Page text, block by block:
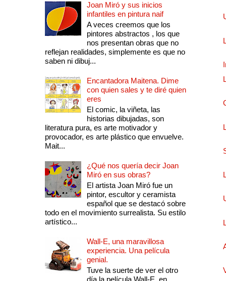
Joan Miró y sus inicios
infantiles en pintura naif
A veces creemos que los
pintores abstractos , los que
nos presentan obras que no
reflejan realidades, simplemente es que no
saben ni dibuj...
Encantadora Maitena. Dime
con quien sales y te diré quien
eres
El comic, la viñeta, las
historias dibujadas, son
literatura pura, es arte motivador y
provocador, es arte plástico que envuelve.
Mait...
¿Qué nos quería decir Joan
Miró en sus obras?
El artista Joan Miró fue un
pintor, escultor y ceramista
español que se destacó sobre
todo en el movimiento surrealista. Su estilo
artístico...
Wall-E, una maravillosa
experiencia. Una película
genial.
Tuve la suerte de ver el otro